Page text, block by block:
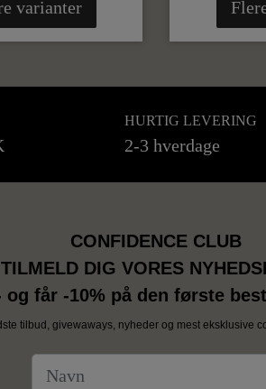
varianter
HURTIG LEVERING
2-3 hverdage
CONFIDENCE CLUB
TILMELD DIG VORES
og får -10% på den første
tilbud, givewaways, nyheder og mest eksklusive